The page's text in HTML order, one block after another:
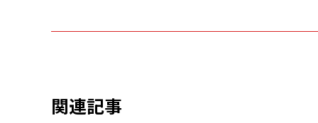
関連記事